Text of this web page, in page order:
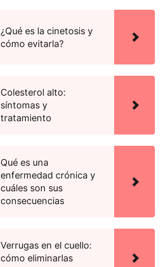
¿Qué es la cinetosis y
cómo evitarla?
Colesterol alto:
síntomas y
tratamiento
Qué es una
enfermedad crónica y
cuáles son sus
consecuencias
Verrugas en el cuello:
cómo eliminarlas